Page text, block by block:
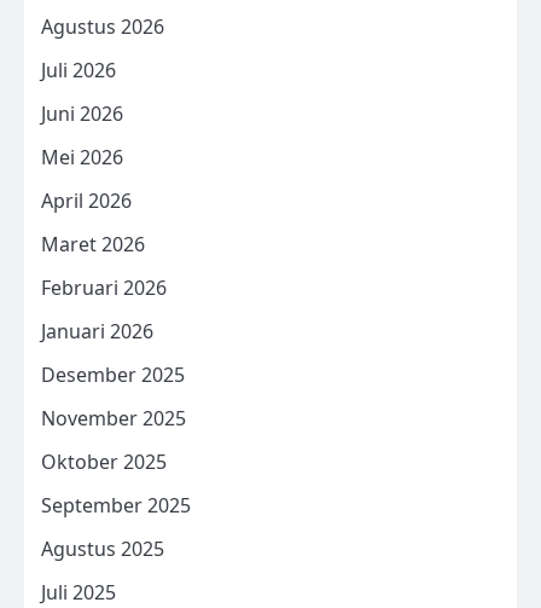
Agustus 2026
Juli 2026
Juni 2026
Mei 2026
April 2026
Maret 2026
Februari 2026
Januari 2026
Desember 2025
November 2025
Oktober 2025
September 2025
Agustus 2025
Juli 2025